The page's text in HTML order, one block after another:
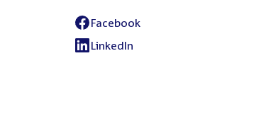
External
link:
Facebook
External
LinkedIn